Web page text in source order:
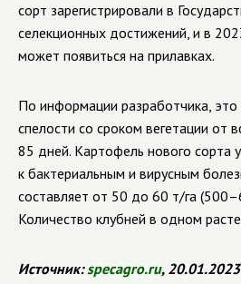
сорт зарегистрировали в
селекционных достижений, и в
может появиться на прилавках.
По информации разработчика, это
спелости со сроком вегетации от
85 дней. Картофель нового сорта
к бактериальным и вирусным
составляет от 50 до 60 т/га
Количество клубней в одном
Источник:specagro.ru, 20.01.2023